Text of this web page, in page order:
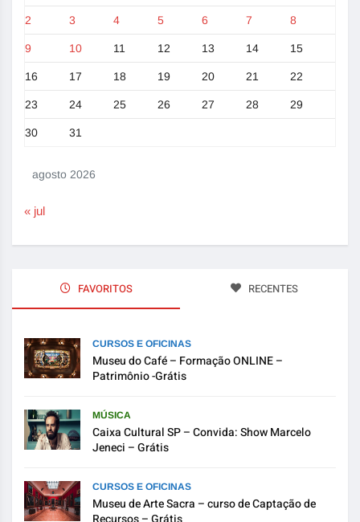
agosto 2026
2 3 4 5 6 7 8
9 10 11 12 13 14 15
16 17 18 19 20 21 22
23 24 25 26 27 28 29
30 31
« jul
FAVORITOS RECENTES
CURSOS E OFICINAS
Museu do Café – Formação ONLINE –
Patrimônio -Grátis
MÚSICA
Caixa Cultural SP – Convida: Show Marcelo
Jeneci – Grátis
CURSOS E OFICINAS
Museu de Arte Sacra – curso de Captação de